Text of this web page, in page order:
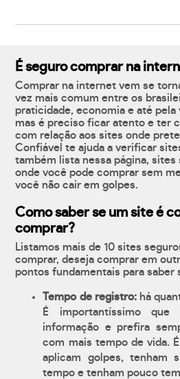
É seguro comprar na
Comprar na internet vem se
vez mais comum entre os
praticidade, economia e até pela
mas é preciso ficar atento e ter
com relação aos sites onde
Confiável te ajuda a verificar
também lista nessa página,
onde você pode comprar sem
você não cair em golpes.
Como saber se um site é
comprar?
Listamos mais de 10 sites
comprar, deseja comprar em
pontos fundamentais para saber
Tempo de registro:há
É importantíssimo que
informação e prefira
com mais tempo de vida.
aplicam golpes, tenham
tempo e tenham pouco